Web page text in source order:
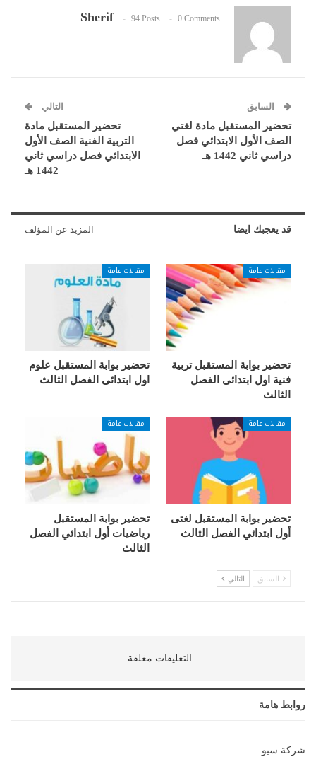
Sherif 94 Posts 0 Comments
السابق
تحضير المستقبل مادة لغتي
الصف الأول الابتدائي فصل
دراسي ثاني 1442 هـ
التالي
تحضير المستقبل مادة
التربية الفنية الصف الأول
الابتدائي فصل دراسي ثاني
1442 هـ
قد يعجبك ايضا المزيد عن المؤلف
مقالات عامة
تحضير بوابة المستقبل تربية
فنية اول ابتدائى الفصل
الثالث
مقالات عامة
تحضير بوابة المستقبل علوم
اول ابتدائى الفصل الثالث
مقالات عامة
تحضير بوابة المستقبل لغتى
أول ابتدائي الفصل الثالث
مقالات عامة
تحضير بوابة المستقبل
رياضيات أول ابتدائي الفصل
الثالث
السابق التالي
التعليقات مغلقة.
روابط هامة
شركة سيو